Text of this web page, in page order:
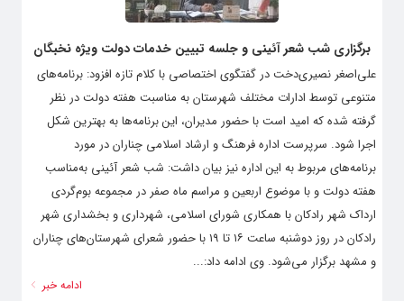
برگزاری شب شعر آئینی و جلسه تبیین خدمات دولت ویژه نخبگان
علی‌اصغر نصیری‌دخت در گفتگوی اختصاصی با کلام تازه افزود: برنامه‌های
متنوعی توسط ادارات مختلف شهرستان به مناسبت هفته دولت در نظر
گرفته شده که امید است با حضور مدیران، این برنامه‌ها به بهترین شکل
اجرا شود. سرپرست اداره فرهنگ و ارشاد اسلامی چناران در مورد
برنامه‌های مربوط به این اداره نیز بیان داشت: شب شعر آئینی به‌مناسب
هفته دولت و با موضوع اربعین و مراسم ماه صفر در مجموعه‌ بوم‌گردی
ارداک شهر رادکان با همکاری شورای اسلامی، شهرداری و بخشداری شهر
رادکان در روز دوشنبه ساعت ۱۶ تا ۱۹ با حضور شعرای شهرستان‌های چناران
و مشهد برگزار می‌شود. وی ادامه داد:...
ادامه خبر